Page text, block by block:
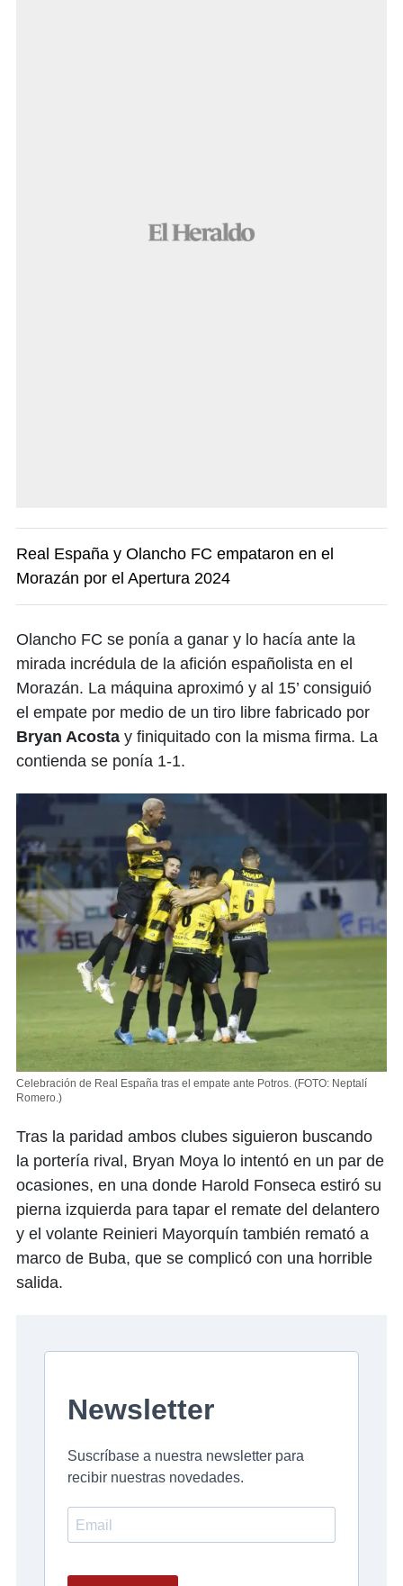
Real España y Olancho FC empataron en el
Morazán por el Apertura 2024
Olancho FC se ponía a ganar y lo hacía ante la
mirada incrédula de la afición españolista en el
Morazán. La máquina aproximó y al 15’ consiguió
el empate por medio de un tiro libre fabricado por
Bryan Acosta y finiquitado con la misma firma. La
contienda se ponía 1-1.
Celebración de Real España tras el empate ante Potros. (FOTO: Neptalí
Romero.)
Tras la paridad ambos clubes siguieron buscando
la portería rival, Bryan Moya lo intentó en un par de
ocasiones, en una donde Harold Fonseca estiró su
pierna izquierda para tapar el remate del delantero
y el volante Reinieri Mayorquín también remató a
marco de Buba, que se complicó con una horrible
salida.